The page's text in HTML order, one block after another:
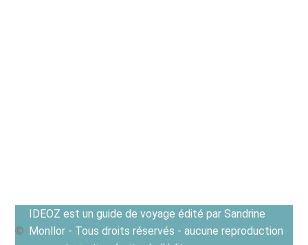
IDEOZ est un guide de voyage édité par Sandrine
Monllor - Tous droits réservés - aucune reproduction